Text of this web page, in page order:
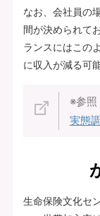
なお、会社員の
間が決められて
ランスにはこの
に収入が減る可
※参照
実態
生命保険文化セ